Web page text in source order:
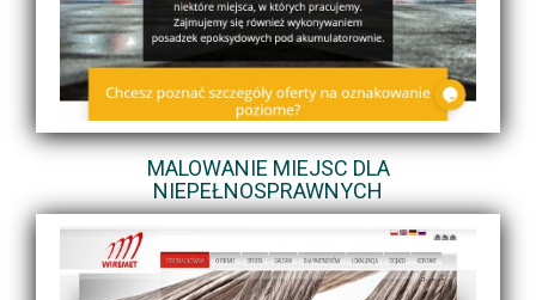
MALOWANIE MIEJSC DLA
NIEPEŁNOSPRAWNYCH